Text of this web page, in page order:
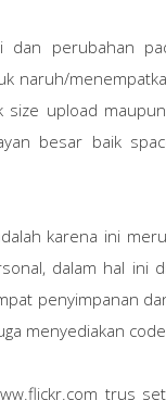
dan perubahan
naruh/
size upload
besar baik
karena ini
dalam hal ini
penyimpanan
menyediakan
trus